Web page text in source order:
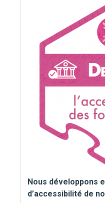
Nous développons
d’accessibilité de